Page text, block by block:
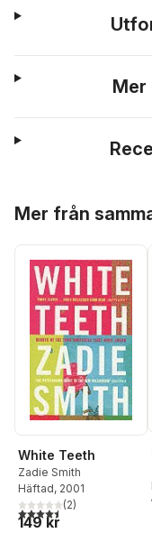
Mer från
White Teeth
Zadie Smith
Häftad, 2001
4,5utav 5 stjärnor. Totalt
(2)
149 kr